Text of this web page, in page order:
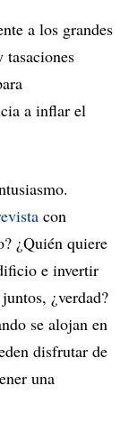
a los grandes
tasaciones
a inflar el
con
¿Quién quiere
e invertir
¿verdad?
se alojan en
disfrutar de
una